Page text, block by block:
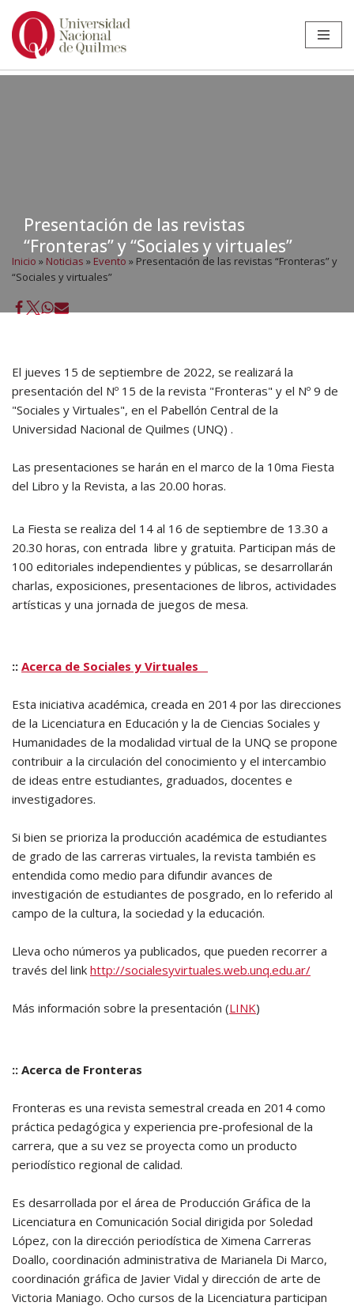
Ir
Presentación de las revistas
“Fronteras” y “Sociales y virtuales”
Inicio » Noticias » Evento » Presentación de las revistas “Fronteras” y
“Sociales y virtuales”
El jueves 15 de septiembre de 2022, se realizará la
presentación del Nº 15 de la revista "Fronteras" y el Nº 9 de
"Sociales y Virtuales", en el Pabellón Central de la
Universidad Nacional de Quilmes (UNQ) .
Las presentaciones se harán en el marco de la 10ma Fiesta
del Libro y la Revista, a las 20.00 horas.
La Fiesta se realiza del 14 al 16 de septiembre de 13.30 a
20.30 horas, con entrada libre y gratuita. Participan más de
100 editoriales independientes y públicas, se desarrollarán
charlas, exposiciones, presentaciones de libros, actividades
artísticas y una jornada de juegos de mesa.
:: Acerca de Sociales y Virtuales
Esta iniciativa académica, creada en 2014 por las direcciones
de la Licenciatura en Educación y la de Ciencias Sociales y
Humanidades de la modalidad virtual de la UNQ se propone
contribuir a la circulación del conocimiento y el intercambio
de ideas entre estudiantes, graduados, docentes e
investigadores.
Si bien se prioriza la producción académica de estudiantes
de grado de las carreras virtuales, la revista también es
entendida como medio para difundir avances de
investigación de estudiantes de posgrado, en lo referido al
campo de la cultura, la sociedad y la educación.
Lleva ocho números ya publicados, que pueden recorrer a
través del link http://socialesyvirtuales.web.unq.edu.ar/
Más información sobre la presentación (LINK)
:: Acerca de Fronteras
Fronteras es una revista semestral creada en 2014 como
práctica pedagógica y experiencia pre-profesional de la
carrera, que a su vez se proyecta como un producto
periodístico regional de calidad.
Es desarrollada por el área de Producción Gráfica de la
Licenciatura en Comunicación Social dirigida por Soledad
López, con la dirección periodística de Ximena Carreras
Doallo, coordinación administrativa de Marianela Di Marco,
coordinación gráfica de Javier Vidal y dirección de arte de
Victoria Maniago. Ocho cursos de la Licenciatura participan